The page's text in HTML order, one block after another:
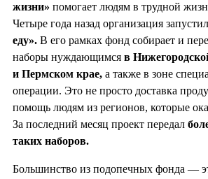
жизни» помогает людям в трудной
Четыре года назад организация
еду». В его рамках фонд собирает и
наборы нуждающимся в
и Пермском крае, а также в зоне
операции. Это не просто доставка
помощь людям из регионов, которые
За последний месяц проект передал
таких наборов.
Большинство из подопечных фонда —